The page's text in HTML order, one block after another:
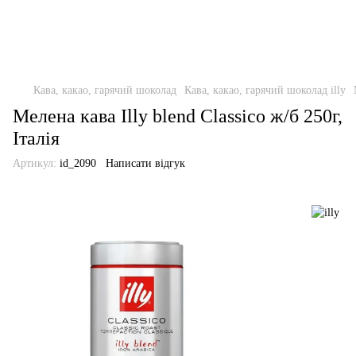
Кава, какао, гарячий шоколад Кава, какао, гарячий шоколад illy
Мелена кава Illy blend Classico ж/б 250г,
Італія
Артикул: id_2090 Написати відгук